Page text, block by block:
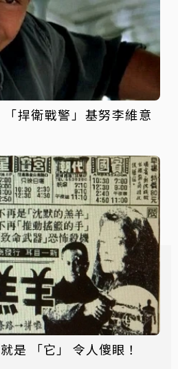
捍衛戰警」基努李維意
是 「它」 令人傻眼！